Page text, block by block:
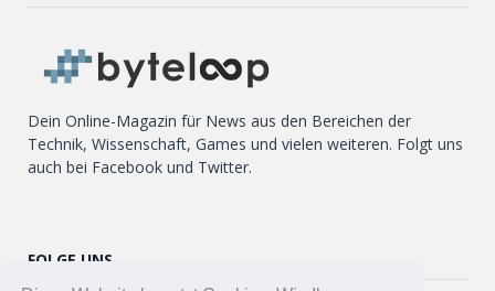
Dein Online-Magazin für News aus den Bereichen der
Technik, Wissenschaft, Games und vielen weiteren. Folgt uns
auch bei Facebook und Twitter.
FOLGE UNS